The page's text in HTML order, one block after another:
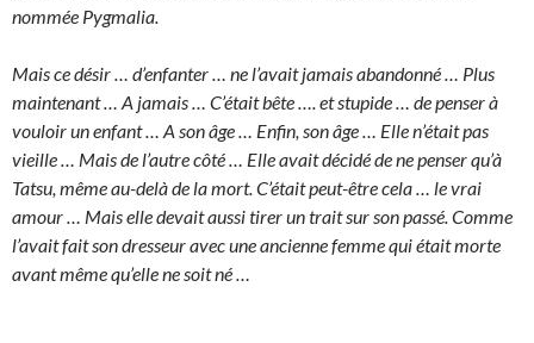
nommée Pygmalia.
Mais ce désir … d’enfanter … ne l’avait jamais abandonné … Plus
maintenant … A jamais … C’était bête …. et stupide … de penser à
vouloir un enfant … A son âge … Enfin, son âge … Elle n’était pas
vieille … Mais de l’autre côté … Elle avait décidé de ne penser qu’à
Tatsu, même au-delà de la mort. C’était peut-être cela … le vrai
amour … Mais elle devait aussi tirer un trait sur son passé. Comme
l’avait fait son dresseur avec une ancienne femme qui était morte
avant même qu’elle ne soit né …